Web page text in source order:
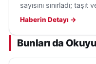
sayısını sınırladı;
belirledi. Yeni kurallar 1
Haberin Detayı →
Bunları da